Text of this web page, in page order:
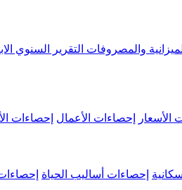
والمصروفات التقرير السنوي
الأسعار إحصاءات الأعمال إحصاءات
إحصاءات أساليب الحياة